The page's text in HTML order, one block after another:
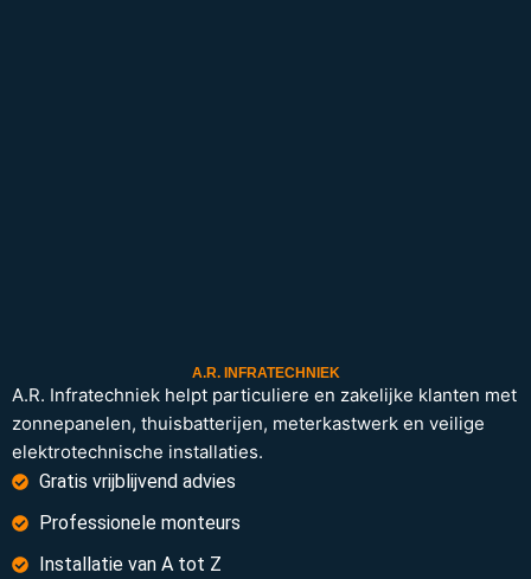
A.R. INFRATECHNIEK
A.R. Infratechniek helpt particuliere en zakelijke klanten met
zonnepanelen, thuisbatterijen, meterkastwerk en veilige
elektrotechnische installaties.
Gratis vrijblijvend advies
Professionele monteurs
Installatie van A tot Z